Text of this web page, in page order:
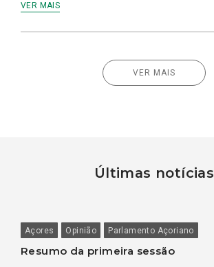
VER MAIS
VER MAIS
Últimas notícias
Açores Opinião Parlamento Açoriano
Resumo da primeira sessão